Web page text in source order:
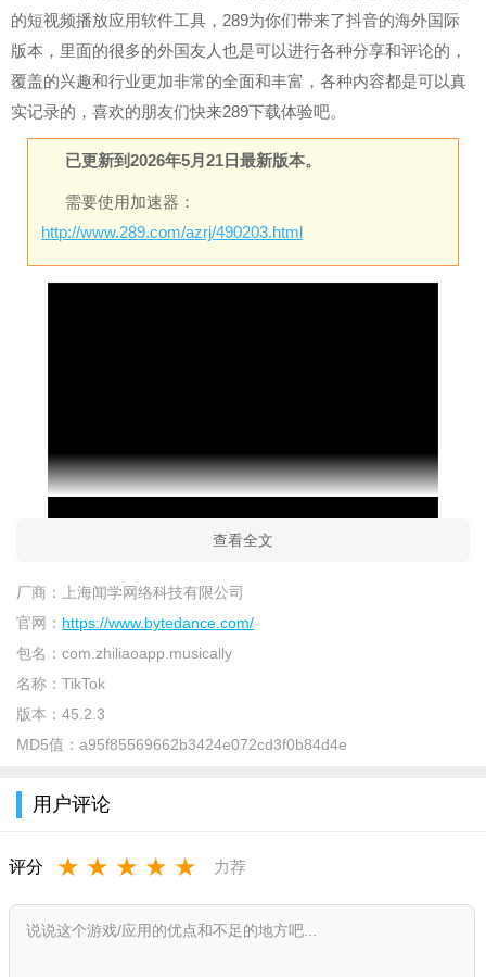
的短视频播放应用软件工具，289为你们带来了抖音的海外国际
版本，里面的很多的外国友人也是可以进行各种分享和评论的，
覆盖的兴趣和行业更加非常的全面和丰富，各种内容都是可以真
实记录的，喜欢的朋友们快来289下载体验吧。
已更新到2026年5月21日最新版本。
需要使用加速器：
http://www.289.com/azrj/490203.html
查看全文
厂商：
上海闻学网络科技有限公司
官网： https://www.bytedance.com/
包名： com.zhiliaoapp.musically
名称： TikTok
版本： 45.2.3
MD5值： a95f85569662b3424e072cd3f0b84d4e
用户评论
评分 ★ ★ ★ ★ ★ 力荐